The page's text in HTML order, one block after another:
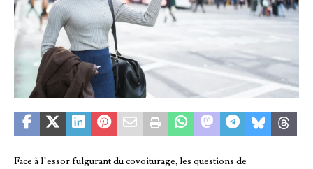
Face à l’essor fulgurant du covoiturage, les questions de